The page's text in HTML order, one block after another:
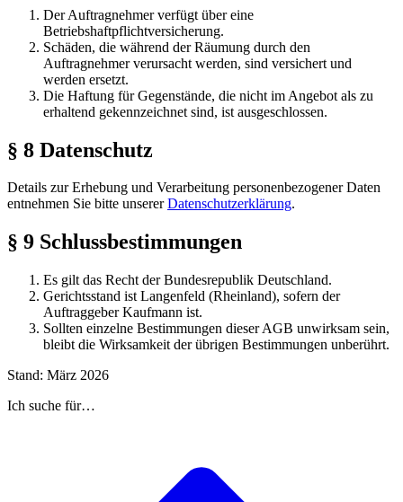
Der Auftragnehmer verfügt über eine
Betriebshaftpflichtversicherung.
Schäden, die während der Räumung durch den
Auftragnehmer verursacht werden, sind versichert und
werden ersetzt.
Die Haftung für Gegenstände, die nicht im Angebot als zu
erhaltend gekennzeichnet sind, ist ausgeschlossen.
§ 8 Datenschutz
Details zur Erhebung und Verarbeitung personenbezogener Daten
entnehmen Sie bitte unserer Datenschutzerklärung.
§ 9 Schlussbestimmungen
Es gilt das Recht der Bundesrepublik Deutschland.
Gerichtsstand ist Langenfeld (Rheinland), sofern der
Auftraggeber Kaufmann ist.
Sollten einzelne Bestimmungen dieser AGB unwirksam sein,
bleibt die Wirksamkeit der übrigen Bestimmungen unberührt.
Stand: März 2026
Ich suche für…